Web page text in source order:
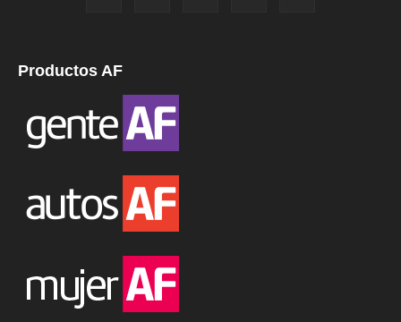
Productos AF